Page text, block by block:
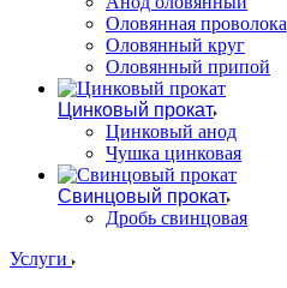
Оловянная проволока
Оловянный круг
Оловянный припой
Цинковый прокат
Цинковый анод
Чушка цинковая
Свинцовый прокат
Дробь свинцовая
Услуги